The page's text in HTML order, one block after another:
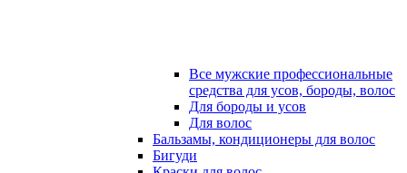
Все мужские профессиональные
средства для усов, бороды, волос
Для бороды и усов
Для волос
Бальзамы, кондиционеры для волос
Бигуди